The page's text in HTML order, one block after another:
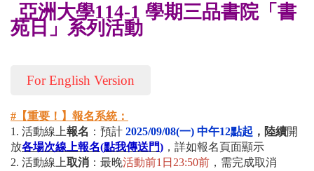
亞洲大學114-1 學期三品書院「書
苑日」系列活動
For English Version
#【重要！】報名系統：
1. 活動線上報名 ：預計 2025/09/08(一) 中午12點起 ，陸續開
放各場次線上報名(點我傳送門) ，詳如報名頁面顯示
2. 活動線上取消 ：最晚活動前1日23:50前 ，需完成取消